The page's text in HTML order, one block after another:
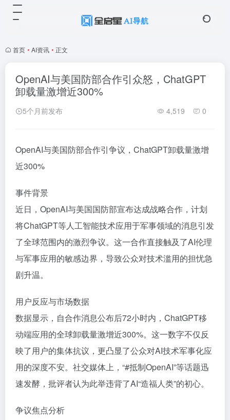
首页 • AI资讯 • 正文
OpenAI与美国防部合作引众怒，ChatGPT
卸载量激增近300%
5个月前发布 4,519 0
OpenAI与美国防部合作引争议，ChatGPT卸载量激增
近300%
事件背景
近日，OpenAI与美国国防部宣布达成战略合作，计划
将ChatGPT等人工智能技术应用于军事领域的消息引发
了全球范围内的激烈争议。这一合作直接触及了AI伦理
与军事应用的敏感边界，导致公众对技术滥用的担忧急
剧升温。
用户反应与市场数据
数据显示，自合作消息公布后72小时内，ChatGPT移
动端应用的全球卸载量激增近300%。这一数字不仅反
映了用户的集体抗议，更凸显了公众对AI技术军事化应
用的深度不安。社交媒体上，“#抵制OpenAI”等话题迅
速发酵，批评者认为此举违背了AI“造福人类”的初心。
争议焦点分析